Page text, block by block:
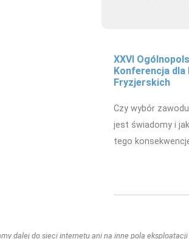
XXVI
Konferencja
Fryzjerskich
Czy wybór
jest świadomy i
tego
dalej do sieci internetu ani na inne pola